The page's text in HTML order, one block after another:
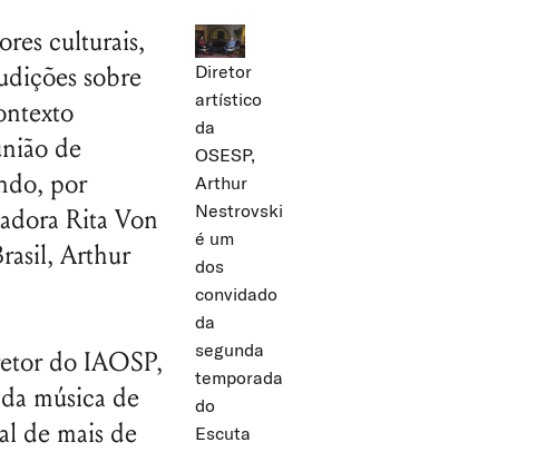
culturais,
sobre
de
por
Rita Von
Arthur
do IAOSP,
música de
de mais de
Diretor
artístico
da
OSESP,
Arthur
Nestrovski
é um
dos
convidado
da
segunda
temporada
do
Escuta